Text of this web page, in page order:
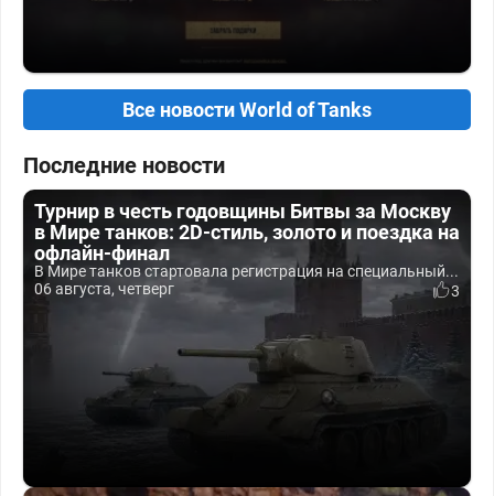
Все новости World of Tanks
Последние новости
Турнир в честь годовщины Битвы за Москву
в Мире танков: 2D-стиль, золото и поездка на
офлайн-финал
В Мире танков стартовала регистрация на специальный...
06 августа, четверг
3